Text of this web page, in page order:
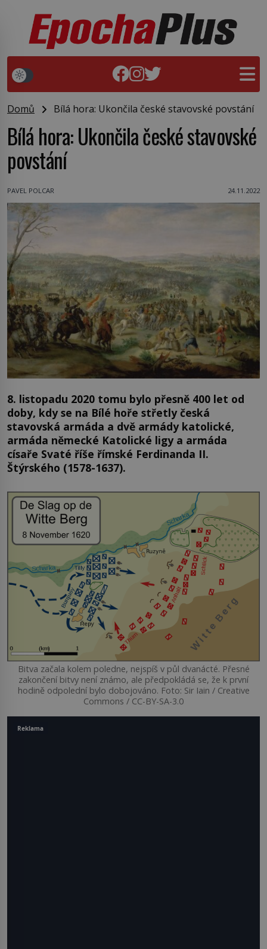
Domů Bílá hora: Ukončila české stavovské povstání
Bílá hora: Ukončila české stavovské
povstání
PAVEL POLCAR 24.11.2022
8. listopadu 2020 tomu bylo přesně 400 let od
doby, kdy se na Bílé hoře střetly česká
stavovská armáda a dvě armády katolické,
armáda německé Katolické ligy a armáda
císaře Svaté říše římské Ferdinanda II.
Štýrského (1578-1637).
Bitva začala kolem poledne, nejspíš v půl dvanácté. Přesné
zakončení bitvy není známo, ale předpokládá se, že k první
hodině odpolední bylo dobojováno. Foto: Sir Iain / Creative
Commons / CC-BY-SA-3.0
Reklama